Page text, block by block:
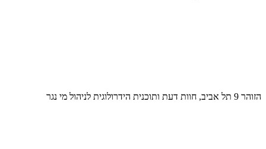
הזוהר 9 תל אביב, חוות דעת ותוכנית הידרולוגית לניהול מי נגר